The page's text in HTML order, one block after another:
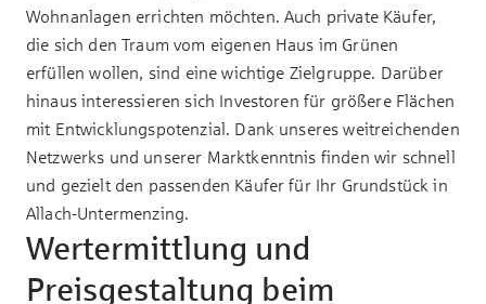
Wohnanlagen errichten möchten. Auch private Käufer,
die sich den Traum vom eigenen Haus im Grünen
erfüllen wollen, sind eine wichtige Zielgruppe. Darüber
hinaus interessieren sich Investoren für größere Flächen
mit Entwicklungspotenzial. Dank unseres weitreichenden
Netzwerks und unserer Marktkenntnis finden wir schnell
und gezielt den passenden Käufer für Ihr Grundstück in
Allach-Untermenzing.
Wertermittlung und
Preisgestaltung beim